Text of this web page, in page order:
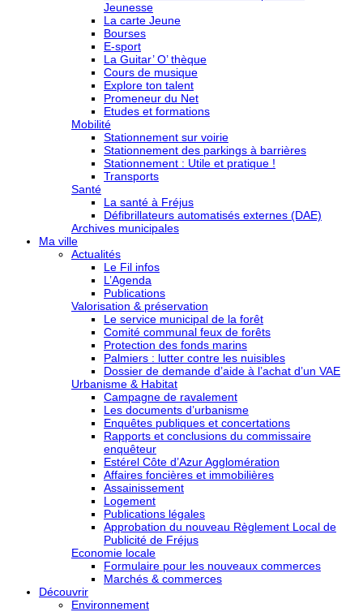
Jeunesse
La carte Jeune
Bourses
E-sport
La Guitar’ O’ thèque
Cours de musique
Explore ton talent
Promeneur du Net
Etudes et formations
Mobilité
Stationnement sur voirie
Stationnement des parkings à barrières
Stationnement : Utile et pratique !
Transports
Santé
La santé à Fréjus
Défibrillateurs automatisés externes (DAE)
Archives municipales
Ma ville
Actualités
Le Fil infos
L’Agenda
Publications
Valorisation & préservation
Le service municipal de la forêt
Comité communal feux de forêts
Protection des fonds marins
Palmiers : lutter contre les nuisibles
Dossier de demande d’aide à l’achat d’un VAE
Urbanisme & Habitat
Campagne de ravalement
Les documents d’urbanisme
Enquêtes publiques et concertations
Rapports et conclusions du commissaire
enquêteur
Estérel Côte d’Azur Agglomération
Affaires foncières et immobilières
Assainissement
Logement
Publications légales
Approbation du nouveau Règlement Local de
Publicité de Fréjus
Economie locale
Formulaire pour les nouveaux commerces
Marchés & commerces
Découvrir
Environnement